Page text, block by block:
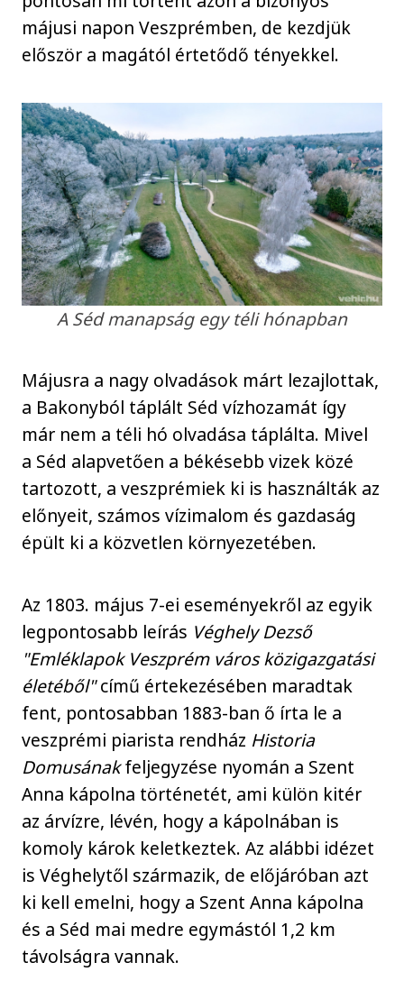
májusi napon Veszprémben, de kezdjük
először a magától értetődő tényekkel.
A Séd manapság egy téli hónapban
Májusra a nagy olvadások márt lezajlottak,
a Bakonyból táplált Séd vízhozamát így
már nem a téli hó olvadása táplálta. Mivel
a Séd alapvetően a békésebb vizek közé
tartozott, a veszprémiek ki is használták az
előnyeit, számos vízimalom és gazdaság
épült ki a közvetlen környezetében.
Az 1803. május 7-ei eseményekről az egyik
legpontosabb leírás Véghely Dezső
"Emléklapok Veszprém város közigazgatási
életéből"című értekezésében maradtak
fent, pontosabban 1883-ban ő írta le a
veszprémi piarista rendház Historia
Domusánakfeljegyzése nyomán a Szent
Anna kápolna történetét, ami külön kitér
az árvízre, lévén, hogy a kápolnában is
komoly károk keletkeztek. Az alábbi idézet
is Véghelytől származik, de előjáróban azt
ki kell emelni, hogy a Szent Anna kápolna
és a Séd mai medre egymástól 1,2 km
távolságra vannak.